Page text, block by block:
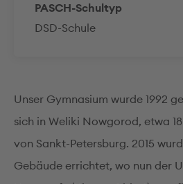
PASCH-Schultyp
DSD-Schule
Unser Gymnasium wurde 1992
sich in Weliki Nowgorod, etwa
von Sankt-Petersburg. 2015
Gebäude errichtet, wo nun der